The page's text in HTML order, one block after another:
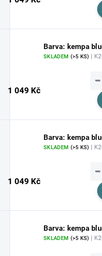
Barva: kempa
SKLADEM (>5 KS) |
1 049 Kč
−
Barva: kempa
SKLADEM (>5 KS) |
1 049 Kč
−
Barva: kempa
SKLADEM (>5 KS) |